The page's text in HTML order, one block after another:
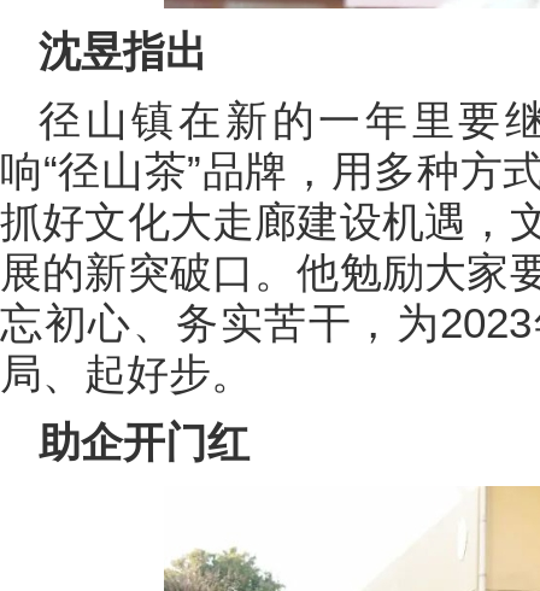
沈昱指出
径山镇在新的一年里要
响“径山茶”品牌，用多种方
抓好文化大走廊建设机遇，
展的新突破口。他勉励大家
忘初心、务实苦干，为
局、起好步。
助企开门红